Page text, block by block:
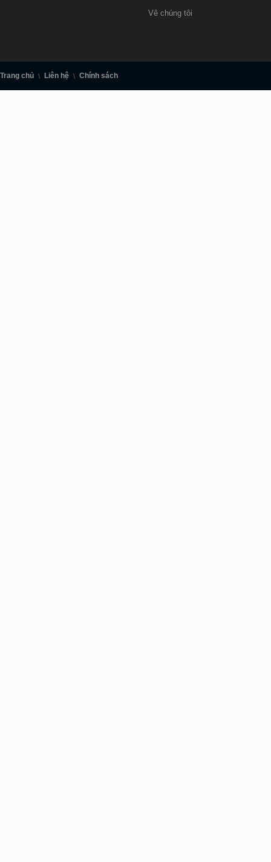
Vê chúng tôi
Trang chủ Liên hệ Chính sách